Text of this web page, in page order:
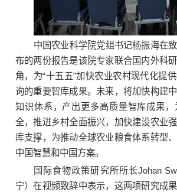
中国农业科学院党组书记杨振海在
布的两份报告是该院专家联合国内外科
角，为“十五五”加快农业农村现代化提
询的重要智库成果。未来，将加快构建
知识体系，产出更多高质量智库成果
全，推进乡村全面振兴，加快建设农业
库支撑，为推动全球农业粮食体系转型
中国智慧和中国方案。
国际食物政策研究所所长Johan
宁）在视频致辞中表示，这两项研究成